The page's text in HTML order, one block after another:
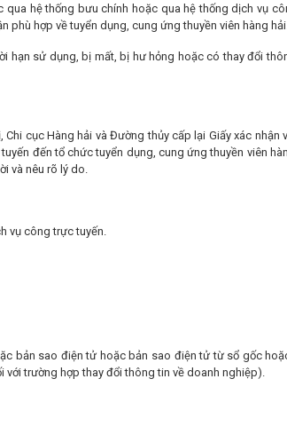
hệ thống bưu chính hoặc qua hệ thống dịch vụ
phù hợp về tuyển dụng, cung ứng thuyền viên hàng hải.
hạn sử dụng, bị mất, bị hư hỏng hoặc có thay đổi
cục Hàng hải và Đường thủy cấp lại Giấy xác nhận
đến tổ chức tuyển dụng, cung ứng thuyền viên
và nêu rõ lý do.
vụ công trực tuyến.
bản sao điện tử hoặc bản sao điện tử từ sổ gốc
trường hợp thay đổi thông tin về doanh nghiệp).